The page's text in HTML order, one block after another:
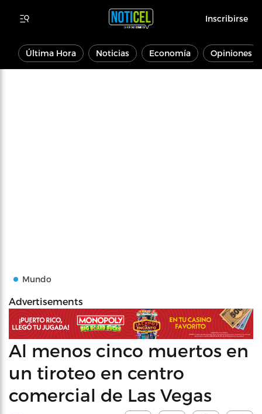
Inscribirse
Última Hora Noticias Economía Opiniones
Mundo
Advertisements
Al menos cinco muertos en
un tiroteo en centro
comercial de Las Vegas